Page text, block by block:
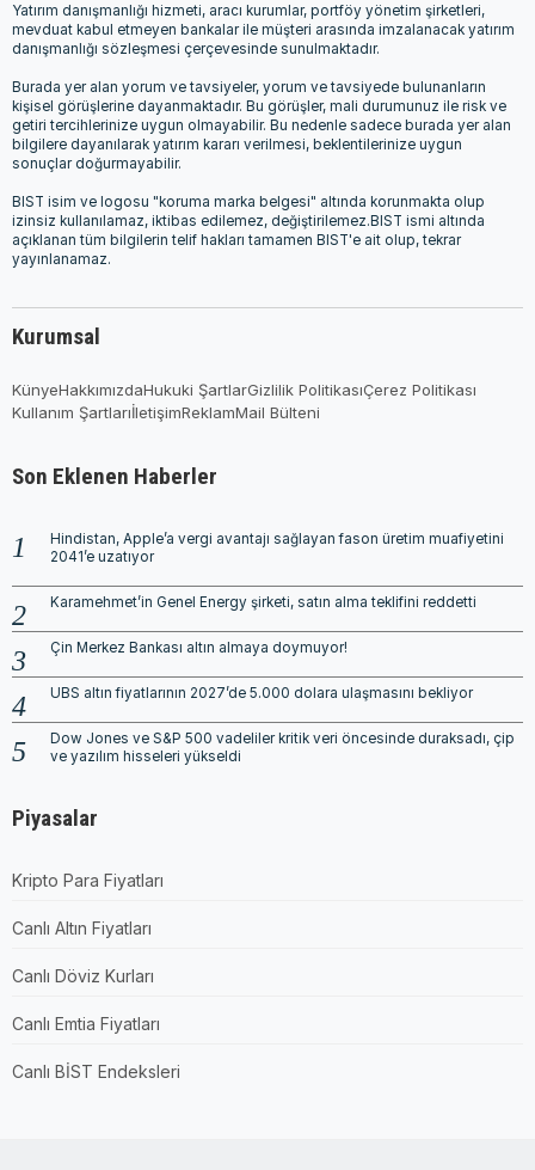
Yatırım danışmanlığı hizmeti, aracı kurumlar, portföy yönetim şirketleri,
mevduat kabul etmeyen bankalar ile müşteri arasında imzalanacak yatırım
danışmanlığı sözleşmesi çerçevesinde sunulmaktadır.
Burada yer alan yorum ve tavsiyeler, yorum ve tavsiyede bulunanların
kişisel görüşlerine dayanmaktadır. Bu görüşler, mali durumunuz ile risk ve
getiri tercihlerinize uygun olmayabilir. Bu nedenle sadece burada yer alan
bilgilere dayanılarak yatırım kararı verilmesi, beklentilerinize uygun
sonuçlar doğurmayabilir.
BIST isim ve logosu "koruma marka belgesi" altında korunmakta olup
izinsiz kullanılamaz, iktibas edilemez, değiştirilemez.BIST ismi altında
açıklanan tüm bilgilerin telif hakları tamamen BIST'e ait olup, tekrar
yayınlanamaz.
Kurumsal
KünyeHakkımızdaHukuki ŞartlarGizlilik PolitikasıÇerez Politikası
Kullanım ŞartlarıİletişimReklamMail Bülteni
Son Eklenen Haberler
Hindistan, Apple’a vergi avantajı sağlayan fason üretim muafiyetini
2041’e uzatıyor
Karamehmet’in Genel Energy şirketi, satın alma teklifini reddetti
Çin Merkez Bankası altın almaya doymuyor!
UBS altın fiyatlarının 2027’de 5.000 dolara ulaşmasını bekliyor
Dow Jones ve S&P 500 vadeliler kritik veri öncesinde duraksadı, çip
ve yazılım hisseleri yükseldi
Piyasalar
Kripto Para Fiyatları
Canlı Altın Fiyatları
Canlı Döviz Kurları
Canlı Emtia Fiyatları
Canlı BİST Endeksleri